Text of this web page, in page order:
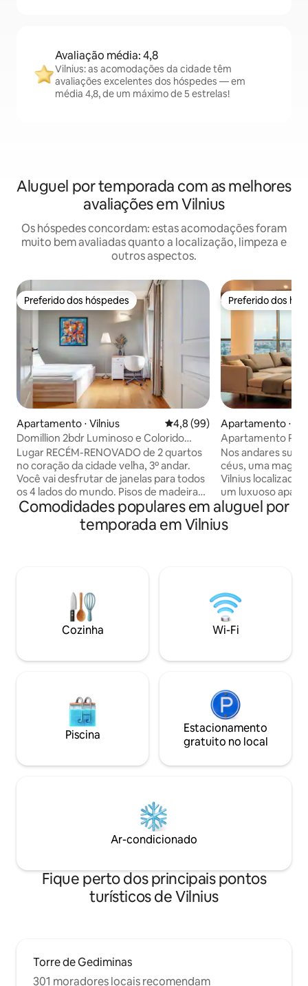
Avaliação média: 4,8
Vilnius: as acomodações da cidade têm
avaliações excelentes dos hóspedes — em
média 4,8, de um máximo de 5 estrelas!
Aluguel por temporada com as melhores
avaliações em Vilnius
Os hóspedes concordam: estas acomodações foram
muito bem avaliadas quanto a localização, limpeza e
outros aspectos.
Preferido dos hóspedes
Preferido dos hóspedes
Apartamento ⋅ Vilnius 4,8 de uma avaliação média
4,8 (99)
Domillion 2bdr Luminoso e Colorido
Cidade Velha apt Z35
Lugar RECÉM-RENOVADO de 2 quartos
no coração da cidade velha, 3º andar.
Você vai desfrutar de janelas para todos
os 4 lados do mundo. Pisos de madeira
de lei aquecidos irão confortá-lo em
climas mais frios, enquanto o ar
condicionado irá refrescá-lo no calor. O
tem cozinha totalmente equipada,
lavadora/secadora na unidade e DUAS
MESAS DE TRABALHO, se necessário.
Estacionamento gratuito disponível em
primeiro servido. Bem-vindo!
Preferido dos
Preferido dos
Apartamento ⋅
s
Apartamento
Vilnius
Nos andares
céus, uma
Vilnius localizada
um luxuoso
executiva com
a história de
a apenas 10
aconchegante e
grande cama de
também é
TV de tela ampla
Comodidades populares em aluguel por
temporada em Vilnius
Cozinha Wi-Fi
Piscina
Estacionamento
gratuito no local
Ar-condicionado
Fique perto dos principais pontos
turísticos de Vilnius
Torre de Gediminas
301 moradores locais recomendam